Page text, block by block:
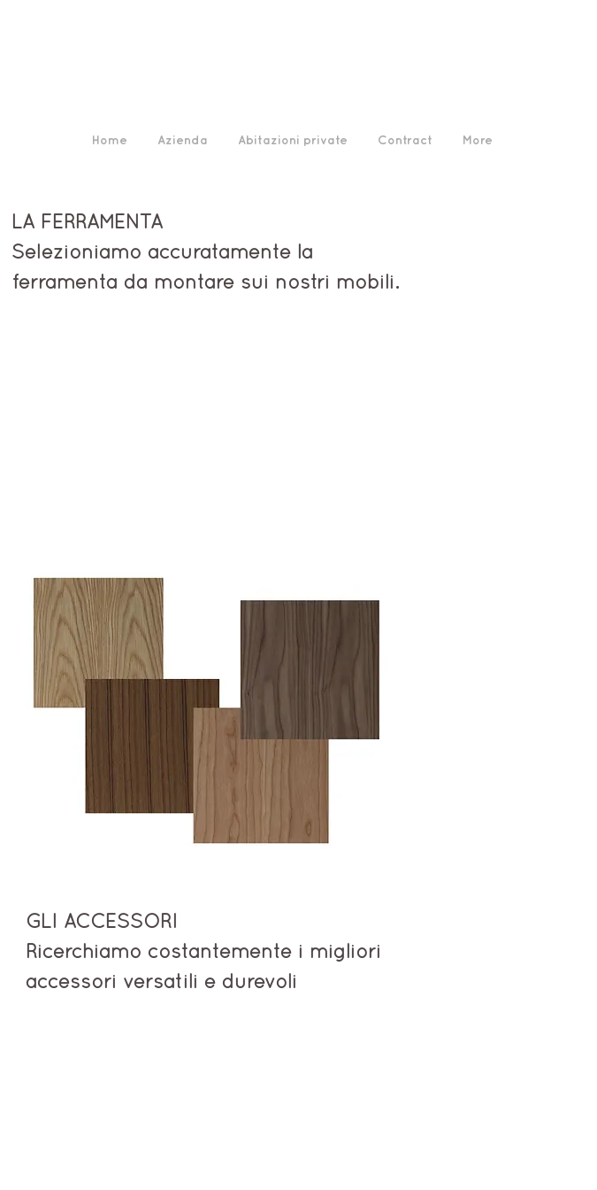
Home Azienda Abitazioni private Contract More
LA FERRAMENTA
Selezioniamo accuratamente la
ferramenta da montare sui nostri mobili.
GLI ACCESSORI
Ricerchiamo costantemente i migliori
accessori versatili e durevoli